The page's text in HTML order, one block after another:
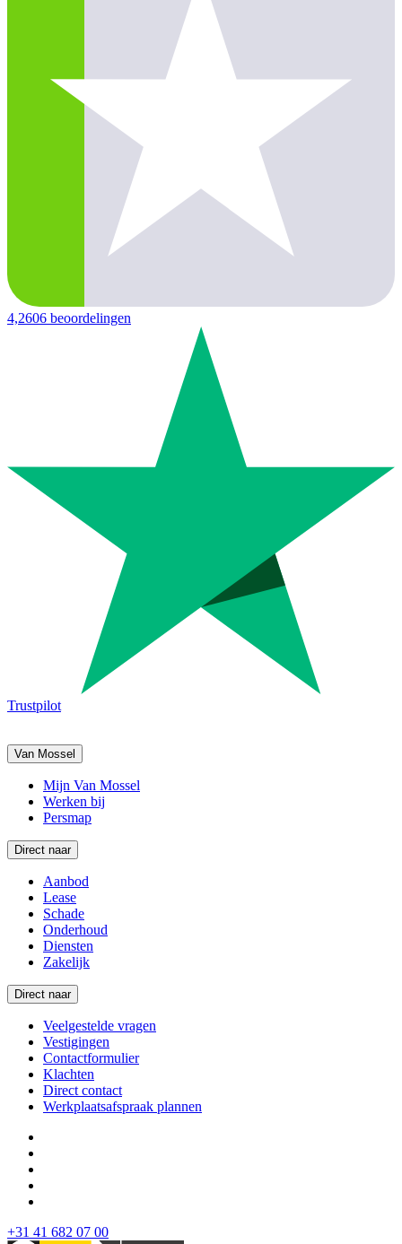
4,2606 beoordelingen
Trustpilot
Van Mossel
Mijn Van Mossel
Werken bij
Persmap
Direct naar
Aanbod
Lease
Schade
Onderhoud
Diensten
Zakelijk
Direct naar
Veelgestelde vragen
Vestigingen
Contactformulier
Klachten
Direct contact
Werkplaatsafspraak plannen
+31 41 682 07 00